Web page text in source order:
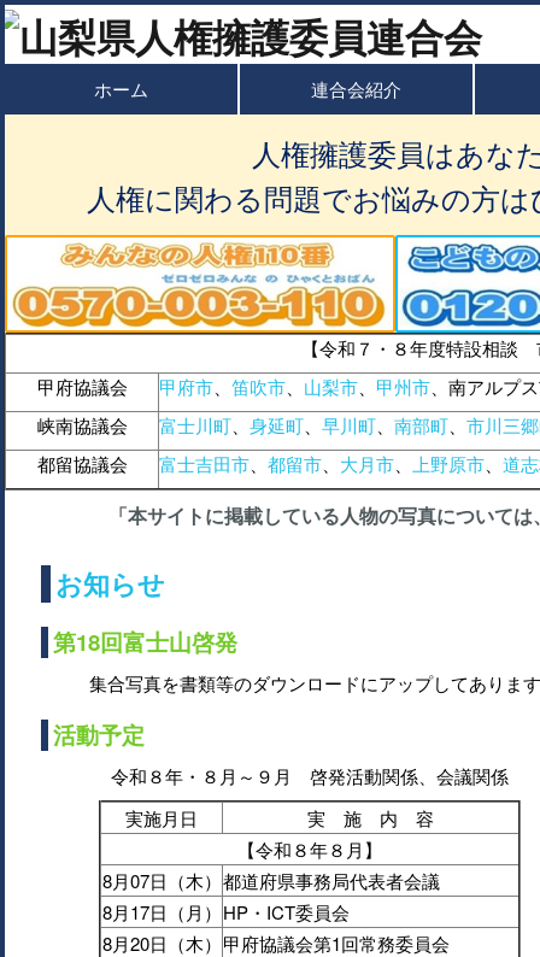
ホーム 連合会紹介
人権擁護委員はあな
人権に関わる問題でお悩みの方
【令和７・８年度特設相談
甲府協議会
甲府市 笛吹市 山梨市 甲州市 、南アルプ
峡南協議会
富士川町 身延町 早川町 南部町
市川三
都留協議会
富士吉田市 都留市 大月市 上野原市 道
「本サイトに掲載している人物の写真について
お知らせ
第18回富士山啓発
集合写真を書類等のダウンロードにアップしてありま
活動予定
令和８年・８月～９月 啓発活動関係、会議関係
実施月日
実 施 内 容
【令和８年８月】
8月07日（木） 都道府県事務局代表者会議
8月17日（月） HP・ICT委員会
8月20日（木） 甲府協議会第1回常務委員会